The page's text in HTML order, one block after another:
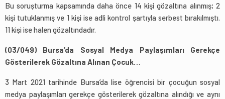
Bu soruşturma kapsamında daha önce 14 kişi gözaltına alınmış; 2
kişi tutuklanmış ve 1 kişi ise adli kontrol şartıyla serbest bırakılmıştı.
11 kişi ise halen gözaltındadır.
(03/049) Bursa’da Sosyal Medya Paylaşımları Gerekçe
Gösterilerek Gözaltına Alınan Çocuk…
3 Mart 2021 tarihinde Bursa’da lise öğrencisi bir çocuğun sosyal
medya paylaşımları gerekçe gösterilerek gözaltına alındığı ve aynı